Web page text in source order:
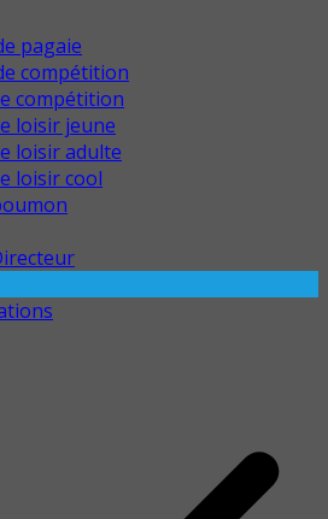
pagaie
compétition
compétition
loisir jeune
loisir adulte
loisir cool